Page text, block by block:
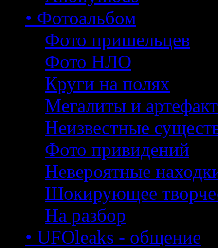
• Фотоальбом
Фото пришельцев
Фото НЛО
Круги на полях
Мегалиты и
Неизвестные
Фото привидений
Невероятные
Шокирующее
На разбор
• UFOleaks - общение